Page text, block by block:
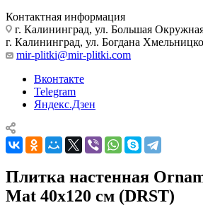
Контактная информация
г. Калининград, ул. Большая
г. Калининград, ул. Богдана
mir-plitki@mir-plitki.com
Вконтакте
Telegram
Яндекс.Дзен
Плитка настенная
Mat 40x120 см (DRST)